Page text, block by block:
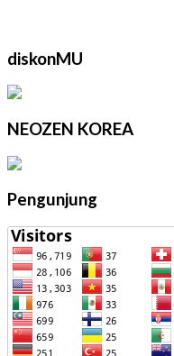
diskonMU
NEOZEN KOREA
Pengunjung